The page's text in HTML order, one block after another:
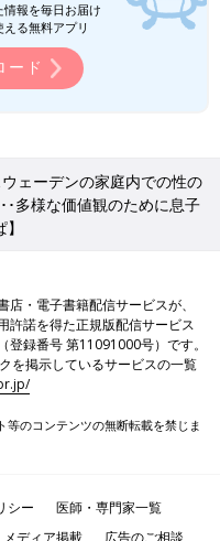
と息子くんと離れて暮らす
ずれ離れていく息子と
です。彼が生まれてすぐそ
といられるのは18年間だけ
間、この子を守り、自立し
の仕事だと思っています。
報を毎日お届け
る無料アプリ
ード
ェーデンの家庭内での性の
･多様な価値観のために息子
・電子書籍配信サービスが、
許諾を得た正規版配信サービス
登録番号 第11091000号）です。
を掲示しているサービスの一覧
のコンテンツの無断転載を禁じま
シー
医師・専門家一覧